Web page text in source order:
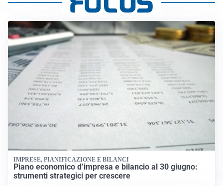
IMPRESE, PIANIFICAZIONE E BILANCI
Piano economico d’impresa e bilancio al 30 giugno:
strumenti strategici per crescere